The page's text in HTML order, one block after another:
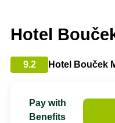
Hotel
9.2 Hotel Bouček
Pay with
Benefits